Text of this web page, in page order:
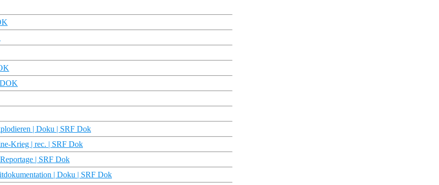
| Doku | SRF Dok
Krieg | rec. | SRF Dok
| SRF Dok
| Doku | SRF Dok